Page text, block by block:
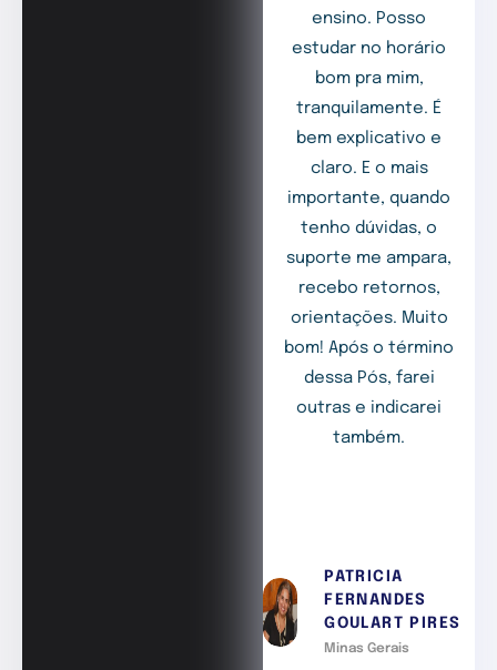
ensino. Posso
estudar no horário
bom pra mim,
tranquilamente. É
bem explicativo e
claro. E o mais
importante, quando
tenho dúvidas, o
suporte me ampara,
recebo retornos,
orientações. Muito
bom! Após o término
dessa Pós, farei
outras e indicarei
também.
PATRICIA
FERNANDES
GOULART PIRES
Minas Gerais